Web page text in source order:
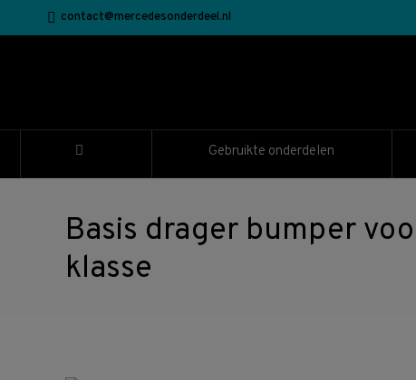
contact@mercedesonderdeel.nl
Gebruikte onderdelen
Basis drager bumper
klasse